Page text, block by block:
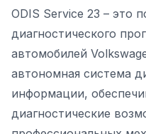
ODIS Service 23 – это
диагностического
автомобилей
автономная система
информации,
диагностические